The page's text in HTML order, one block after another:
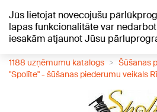
Jūs lietojat novecojušu
lapas funkcionalitāte var
iesakām atjaunot Jūsu
+24°C
1188 uzņēmumu katalogs
Šūšanas
"Spolīte" - šūšanas piederumu veikals